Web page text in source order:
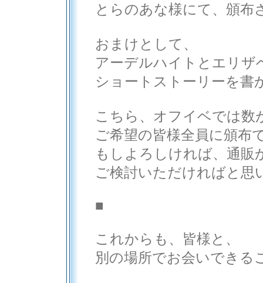
とらのあな様にて、頒布
おまけとして、
アーデルハイトとエリザ
ショートストーリーを書
こちら、オフイベでは数
ご希望の皆様全員に頒布
もしよろしければ、通販
ご検討いただければと思
■
これからも、皆様と、
別の場所でお会いできる